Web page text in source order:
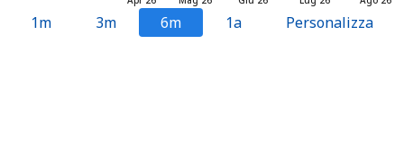
1m 3m 6m 1a Personalizza